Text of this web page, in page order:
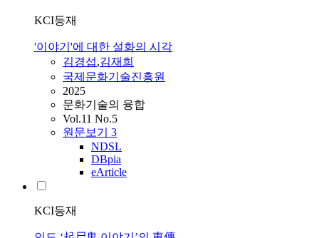
KCI등재
'이야기'에 대한 설화의 시각
김경섭,김재희
국제문화기술진흥원
2025
문화기술의 융합
Vol.11 No.5
원문보기 3
NDSL
DBpia
eArticle
KCI등재